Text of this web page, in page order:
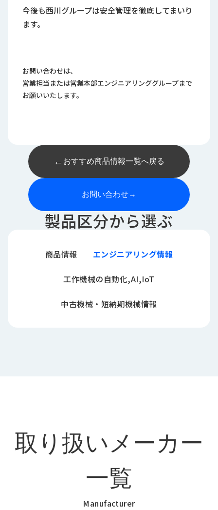
今後も西川グループは安全管理を徹底してまいり
ます。
お問い合わせは、
営業担当または営業本部エンジニアリンググループまで
お願いいたします。
← おすすめ商品情報一覧へ戻る
お問い合わせ→
製品区分から選ぶ
商品情報 エンジニアリング情報
工作機械の自動化,AI,IoT
中古機械・短納期機械情報
取り扱いメーカー
一覧
Manufacturer